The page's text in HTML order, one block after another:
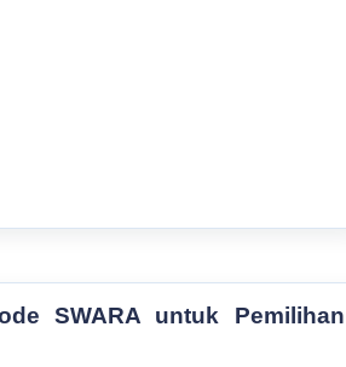
SWARA untuk Pemilihan